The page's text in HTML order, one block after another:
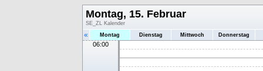
Montag, 15. Februar
SE_ZL Kalender
« Montag Dienstag Mittwoch Donnerstag
06:00